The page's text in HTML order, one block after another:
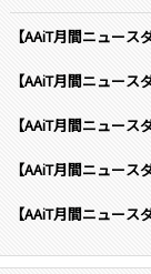
【AAiT月間ニュー
【AAiT月間ニュー
【AAiT月間ニュー
【AAiT月間ニュー
【AAiT月間ニュー